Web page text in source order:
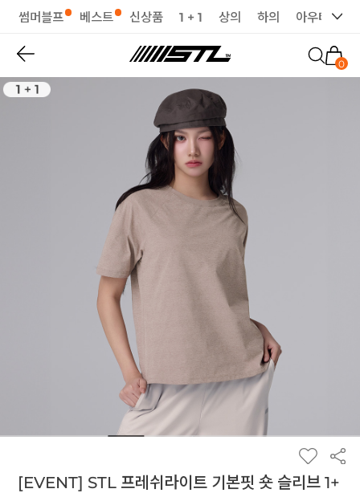
썸머블프 베스트 신상품 1 + 1 상의 하의 아우터
0
[EVENT] STL 프레쉬라이트 기본핏 숏 슬리브 1+